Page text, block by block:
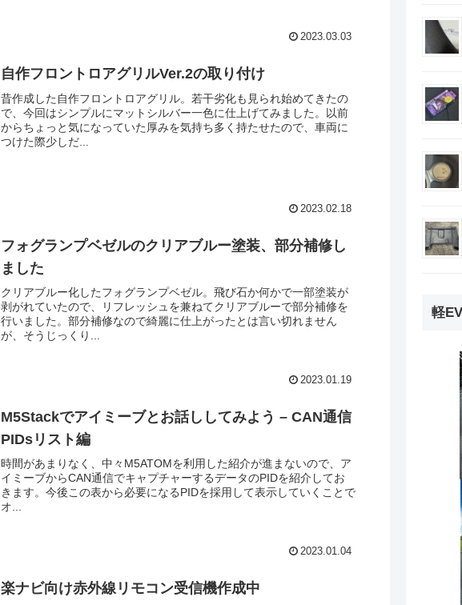
2023.03.03
自作フロントロアグリルVer.2の取り付け
昔作成した自作フロントロアグリル。若干劣化も見られ始めてきたの
で、今回はシンプルにマットシルバー一色に仕上げてみました。以前
からちょっと気になっていた厚みを気持ち多く持たせたので、車両に
つけた際少しだ...
2023.02.18
フォグランプベゼルのクリアブルー塗装、部分補修し
ました
クリアブルー化したフォグランプベゼル。飛び石か何かで一部塗装が
剥がれていたので、リフレッシュを兼ねてクリアブルーで部分補修を
行いました。部分補修なので綺麗に仕上がったとは言い切れません
が、そうじっくり...
2023.01.19
M5Stackでアイミーブとお話ししてみよう – CAN通信
PIDsリスト編
時間があまりなく、中々M5ATOMを利用した紹介が進まないので、ア
イミーブからCAN通信でキャプチャーするデータのPIDを紹介してお
きます。今後この表から必要になるPIDを採用して表示していくことで
オ...
2023.01.04
楽ナビ向け赤外線リモコン受信機作成中
軽